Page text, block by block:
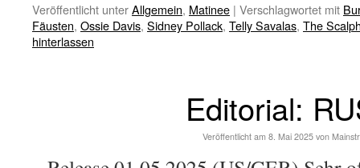
Veröffentlicht unterAllgemein, Matinee | Verschlagwortet mit
Fäusten, Ossie Davis, Sidney Pollack, Telly Savalas, The
hinterlassen
Editorial:
Veröffentlicht am 8. Mai 2025 von